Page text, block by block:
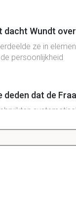
dacht Wundt
ze in
persoonlijkheid
deden dat de
weg van de
niet met